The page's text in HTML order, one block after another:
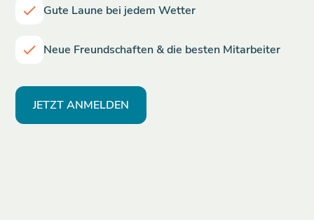
Gute Laune bei jedem Wetter
Neue Freundschaften & die besten Mitarbeiter
JETZT ANMELDEN